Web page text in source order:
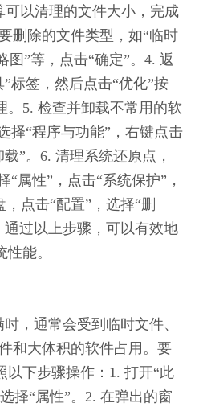
可以清理的文件大小，完成
删除的文件类型，如“临时
图”等，点击“确定”。4. 返
标签，然后点击“优化”按
。5. 检查并卸载不常用的软
择“程序与功能”，右键点击
”。6. 清理系统还原点，
“属性”，点击“系统保护”，
点击“配置”，选择“删
通过以上步骤，可以有效地
能。
，通常会受到临时文件、
和大体积的软件占用。要
以下步骤操作：1. 打开“此
择“属性”。2. 在弹出的窗